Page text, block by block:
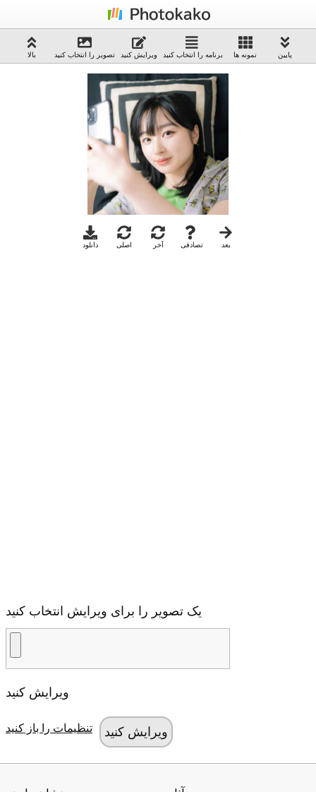
بالا تصویر را انتخاب کنید ویرایش کنید برنامه را انتخاب کنید نمونه ها پایین
دانلود اصلی آخر تصادفی بعد
یک تصویر را برای ویرایش انتخاب کنید
ویرایش کنید
تنظیمات را باز کنید